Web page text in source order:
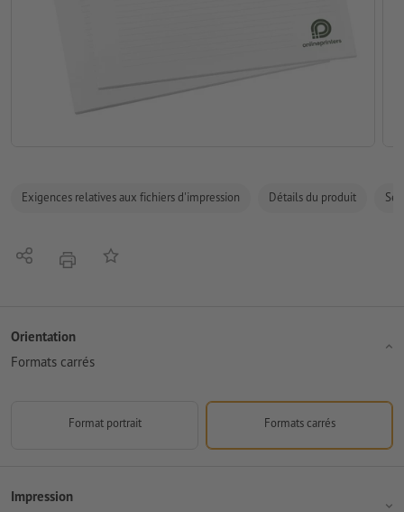
Exigences relatives aux fichiers d'impression Détails du produit
PartagerimprimerAjouter à liste d'article
Orientation
Formats carrés
Format portrait Formats carrés
Impression